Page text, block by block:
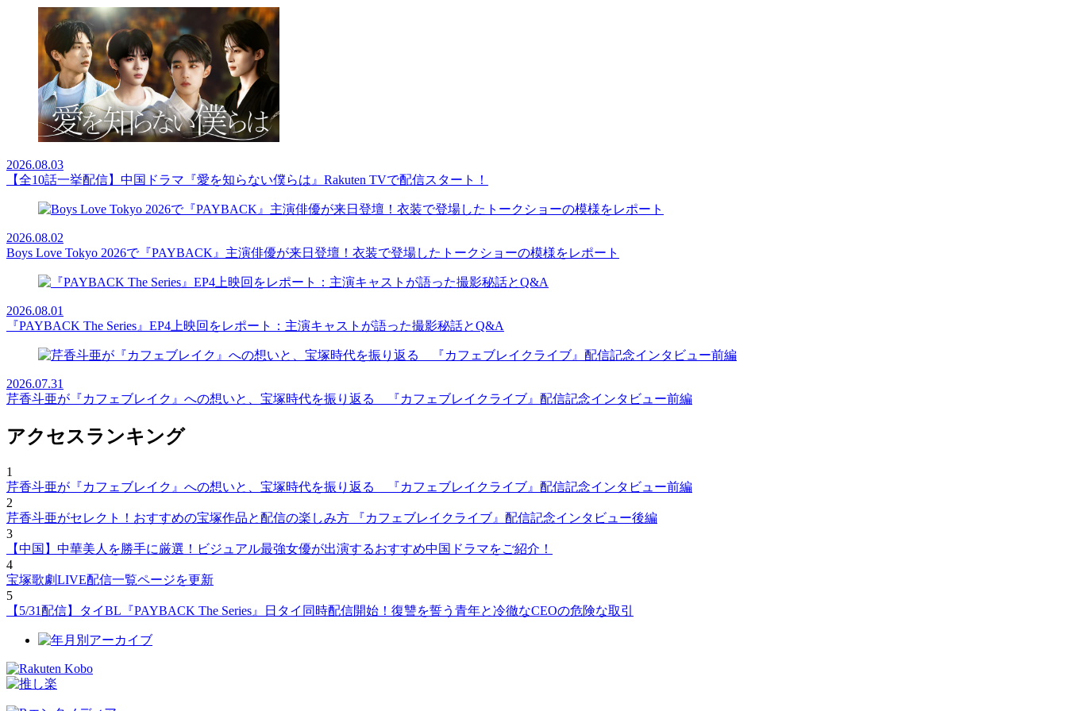
2026.08.03
【全10話一挙配信】中国ドラマ『愛を知らない僕らは』Rakuten TVで配信スタート！
2026.08.02
Boys Love Tokyo 2026で『PAYBACK』主演俳優が来日登壇！衣装で登場したトークショーの模様をレポート
2026.08.01
『PAYBACK The Series』EP4上映回をレポート：主演キャストが語った撮影秘話とQ&A
2026.07.31
芹香斗亜が『カフェブレイク』への想いと、宝塚時代を振り返る 『カフェブレイクライブ』配信記念インタビュー前編
アクセスランキング
1
芹香斗亜が『カフェブレイク』への想いと、宝塚時代を振り返る 『カフェブレイクライブ』配信記念インタビュー前編
2
芹香斗亜がセレクト！おすすめの宝塚作品と配信の楽しみ方 『カフェブレイクライブ』配信記念インタビュー後編
3
【中国】中華美人を勝手に厳選！ビジュアル最強女優が出演するおすすめ中国ドラマをご紹介！
4
宝塚歌劇LIVE配信一覧ページを更新
5
【5/31配信】タイBL『PAYBACK The Series』日タイ同時配信開始！復讐を誓う青年と冷徹なCEOの危険な取引